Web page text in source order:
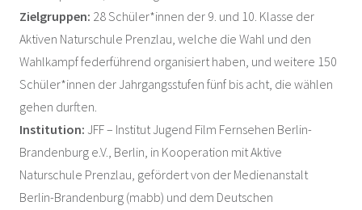
Zielgruppen: 28 Schüler*innen der 9. und 10. Klasse der
Aktiven Naturschule Prenzlau, welche die Wahl und den
Wahlkampf federführend organisiert haben, und weitere 150
Schüler*innen der Jahrgangsstufen fünf bis acht, die wählen
gehen durften.
Institution: JFF – Institut Jugend Film Fernsehen Berlin-
Brandenburg e.V., Berlin, in Kooperation mit Aktive
Naturschule Prenzlau, gefördert von der Medienanstalt
Berlin-Brandenburg (mabb) und dem Deutschen